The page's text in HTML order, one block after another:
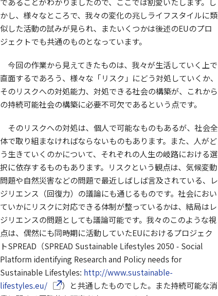
かし、様々なところで、我々の変化の兆しライフスタイルに類
似した活動の試みが見られ、またいくつかは後述のEUのプロ
ジェクトでも共通のものとなっています。
今回の作業から見えてきたものは、我々が生活していく上で
直面するであろう、様々な「リスク」にどう対処していくか、
そのリスクへの対処能力、対処できる社会の構築が、これから
の持続可能社会の構築に必要不可欠であるという点です。
そのリスクへの対処は、個人で可能なものもあるが、社会全
体で取り組まなければならないものもあります。また、人がど
う生きていくのかについて、それぞれの人生の岐路における選
択に依存するものもあります。リスクという観点は、気候変動
問題や自然災害などの問題で最近しばしば言及されている、レ
ジリエンス（回復力）の議論にも通じるものです。社会におい
ていかにリスクに対応できる体制が整っているかは、結局はレ
ジリエンスの問題としても議論可能です。我々のこのような視
点は、偶然にも同時期に活動していたEUにおけるプロジェク
トSPREAD（SPREAD Sustainable Lifestyles 2050 - Social
Platform identifying Research and Policy needs for
Sustainable Lifestyles: http://www.sustainable-
lifestyles.eu/（別ウインドウで開きます）
）と共通したものでした。また持続可能な消